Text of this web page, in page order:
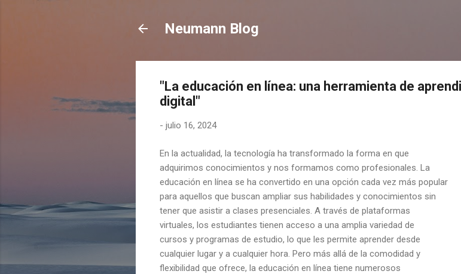
Neumann Blog
"La educación en línea: una herramienta de
digital"
- julio 16, 2024
En la actualidad, la tecnología ha transformado la forma en que
adquirimos conocimientos y nos formamos como profesionales. La
educación en línea se ha convertido en una opción cada vez más popular
para aquellos que buscan ampliar sus habilidades y conocimientos sin
tener que asistir a clases presenciales. A través de plataformas
virtuales, los estudiantes tienen acceso a una amplia variedad de
cursos y programas de estudio, lo que les permite aprender desde
cualquier lugar y a cualquier hora. Pero más allá de la comodidad y
flexibilidad que ofrece, la educación en línea tiene numerosos